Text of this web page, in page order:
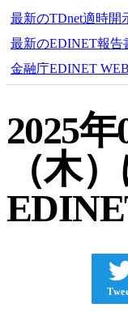
最新のTDnet適時開
最新のEDINET報告
金融庁EDINET
2025年
（木